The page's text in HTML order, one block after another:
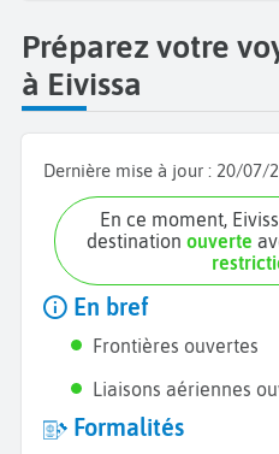
Préparez votre
à Eivissa
Dernière mise à jour : 20/07/
En ce moment, Eivissa -Ibiza est une
destinationouverte
En bref
Frontières ouvertes
Liaisons aériennes
Formalités